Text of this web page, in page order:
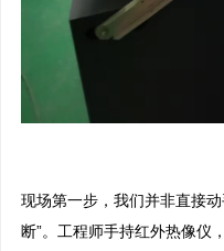
现场第一步，我们并非直接
断”。工程师手持红外热像仪